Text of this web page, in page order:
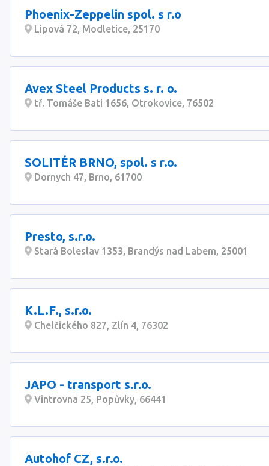
Phoenix-Zeppelin spol. s r.o
Lipová 72, Modletice, 25170
Avex Steel Products s. r. o.
tř. Tomáše Bati 1656, Otrokovice, 76502
SOLITÉR BRNO, spol. s r.o.
Dornych 47, Brno, 61700
Presto, s.r.o.
Stará Boleslav 1353, Brandýs nad Labem, 25001
K.L.F., s.r.o.
Chelčického 827, Zlín 4, 76302
JAPO - transport s.r.o.
Vintrovna 25, Popůvky, 66441
Autohof CZ, s.r.o.